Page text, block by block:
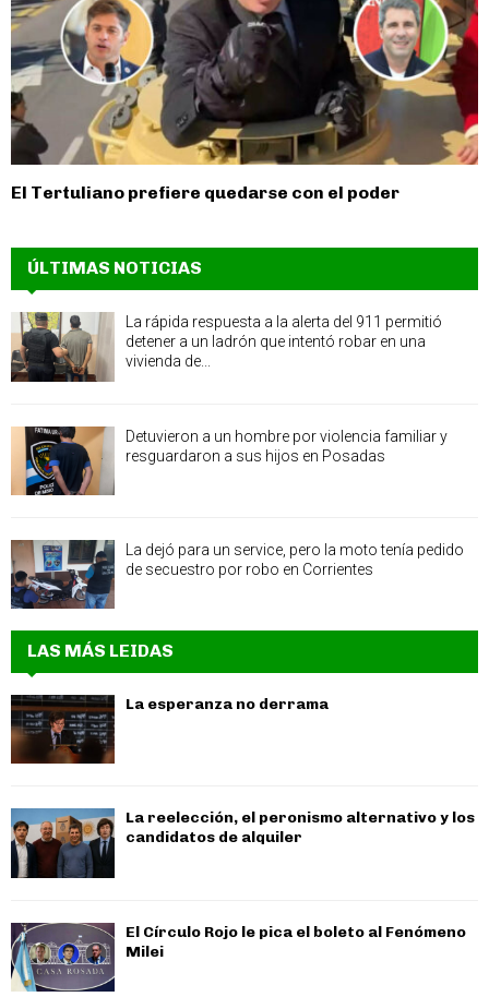
El Tertuliano prefiere quedarse con el poder
ÚLTIMAS NOTICIAS
La rápida respuesta a la alerta del 911 permitió
detener a un ladrón que intentó robar en una
vivienda de...
Detuvieron a un hombre por violencia familiar y
resguardaron a sus hijos en Posadas
La dejó para un service, pero la moto tenía pedido
de secuestro por robo en Corrientes
LAS MÁS LEIDAS
La esperanza no derrama
La reelección, el peronismo alternativo y los
candidatos de alquiler
El Círculo Rojo le pica el boleto al Fenómeno
Milei